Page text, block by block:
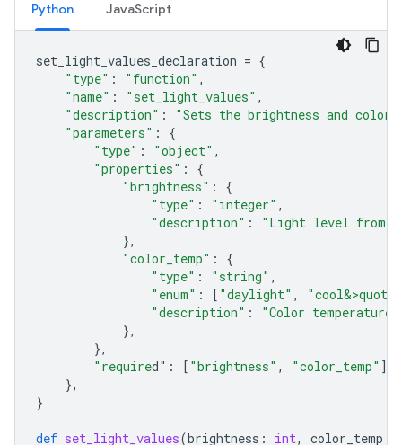
Python JavaScript
set_light_values_declaration = {
"type" : "function" ,
"name" : "set_light_values" ,
"description" :
"Sets the brightness and
"parameters" :
{
"type" : "object" ,
"properties" :
{
"brightness" :
{
"type" : "integer" ,
"description" :
"Light level from
},
"color_temp" :
{
"type" : "string" ,
"enum" : [ "daylight" , "cool&>quot;
"description" : "Color temperature"
},
},
"required" : [ "brightness" , "color_temp" ],
},
}
def set_light_values(brightness : int, color_temp